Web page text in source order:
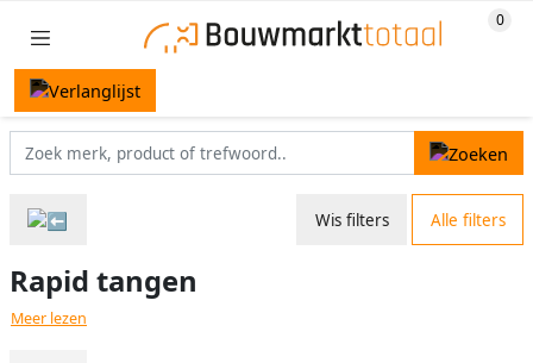
Wis filters Alle filters
Rapid tangen
Meer lezen